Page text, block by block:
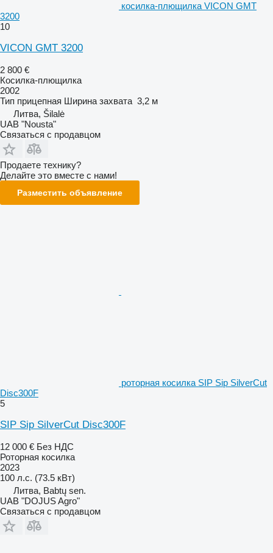
косилка-плющилка VICON GMT
3200
10
VICON GMT 3200
2 800 €
Косилка-плющилка
2002
Тип прицепная Ширина захвата 3,2 м
Литва, Šilalė
UAB "Nousta"
Связаться с продавцом
Продаете технику?
Делайте это вместе с нами!
Разместить объявление
роторная косилка SIP Sip SilverCut
Disc300F
5
SIP Sip SilverCut Disc300F
12 000 € Без НДС
Роторная косилка
2023
100 л.с. (73.5 кВт)
Литва, Babtų sen.
UAB "DOJUS Agro"
Связаться с продавцом